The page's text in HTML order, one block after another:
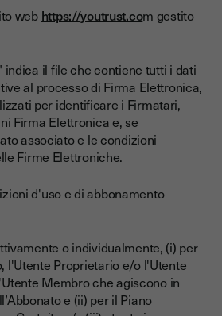
web https://youtrust.com gestito
indica il file che contiene tutti i dati
al processo di Firma Elettronica,
per identificare i Firmatari,
Firma Elettronica e, se
associato e le condizioni
Firme Elettroniche.
d'uso e di abbonamento
o individualmente, (i) per
l'Utente Proprietario e/o l'Utente
Membro che agiscono in
e (ii) per il Piano